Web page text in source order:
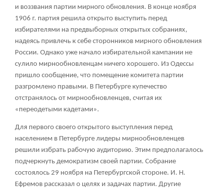
и воззвания партии мирного обновления. В конце ноября
1906 г. партия решила открыто выступить перед
избирателями на предвыборных открытых собраниях,
надеясь привлечь к себе сторонников мирного обновления
России. Однако уже начало избирательной кампании не
сулило мирнообновленцам ничего хорошего. Из Одессы
пришло сообщение, что помещение комитета партии
разгромлено правыми. В Петербурге купечество
отстранялось от мирнообновленцев, считая их
«переодетыми кадетами».
Для первого своего открытого выступления перед
населением в Петербурге лидеры мирнообновленцев
решили избрать рабочую аудиторию. Этим предполагалось
подчеркнуть демократизм своей партии. Собрание
состоялось 29 ноября на Петербургской стороне. И. Н.
Ефремов рассказал о целях и задачах партии. Другие